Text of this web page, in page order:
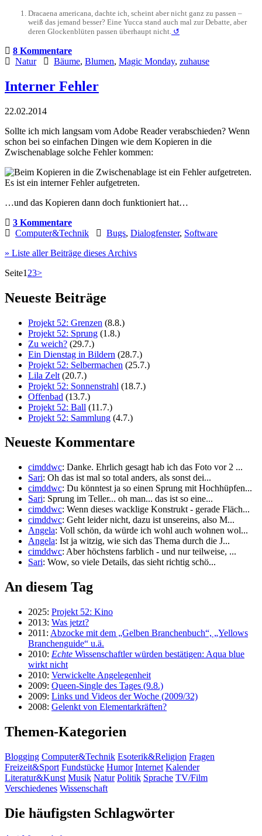
Dracaena americana, dachte ich, scheint aber nicht ganz zu passen –
weiß das jemand besser? Eine Yucca stand auch mal zur Debatte, aber
deren Glockenblüten passen überhaupt nicht. ↺
8 Kommentare
Natur
Bäume, Blumen, Magic Monday, zuhause
Interner Fehler
22.02.2014
Sollte ich mich langsam vom Adobe Reader verabschieden? Wenn
schon bei so einfachen Dingen wie dem Kopieren in die
Zwischenablage solche Fehler kommen:
…und das Kopieren dann doch funktioniert hat…
3 Kommentare
Computer&Technik
Bugs, Dialogfenster, Software
» Liste aller Beiträge dieses Archivs
Seite1 23>
Neueste Beiträge
Projekt 52: Grenzen (8.8.)
Projekt 52: Sprung (1.8.)
Zu weich? (29.7.)
Ein Dienstag in Bildern (28.7.)
Projekt 52: Selbermachen (25.7.)
Lila Zelt (20.7.)
Projekt 52: Sonnenstrahl (18.7.)
Offenbad (13.7.)
Projekt 52: Ball (11.7.)
Projekt 52: Sammlung (4.7.)
Neueste Kommentare
cimddwc: Danke. Ehrlich gesagt hab ich das Foto vor 2 ...
Sari: Oh das ist mal so total anders, als sonst dei...
cimddwc: Du könntest ja so einen Sprung mit Hochhüpfen...
Sari: Sprung im Teller... oh man... das ist so eine...
cimddwc: Wenn dieses wacklige Konstrukt - gerade Fläch...
cimddwc: Geht leider nicht, dazu ist unsereins, also M...
Angela: Voll schön, da würde ich wohl auch wohnen wol...
Angela: Ist ja witzig, wie sich das Thema durch die J...
cimddwc: Aber höchstens farblich - und nur teilweise, ...
Sari: Wow, so viele Details, das sieht richtig schö...
An diesem Tag
2025: Projekt 52: Kino
2013: Was jetzt?
2011: Abzocke mit dem „Gelben Branchenbuch“, „Yellows
Branchenguide“ u.ä.
2010: Echte Wissenschaftler würden bestätigen: Aqua blue
wirkt nicht
2010: Verwickelte Angelegenheit
2009: Queen-Single des Tages (9.8.)
2009: Links und Videos der Woche (2009/32)
2008: Gelenkt von Elementarkräften?
Themen-Kategorien
Blogging Computer&Technik Esoterik&Religion Fragen
Freizeit&Sport Fundstücke Humor Internet Kalender
Literatur&Kunst Musik Natur Politik Sprache TV/Film
Verschiedenes Wissenschaft
Die häufigsten Schlagwörter